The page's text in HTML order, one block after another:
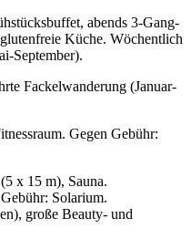
abends 3-Gang-
Küche. Wöchentlich
September).
Fackelwanderung (Januar-
Gegen Gebühr:
x 15 m), Sauna.
Solarium.
große Beauty- und